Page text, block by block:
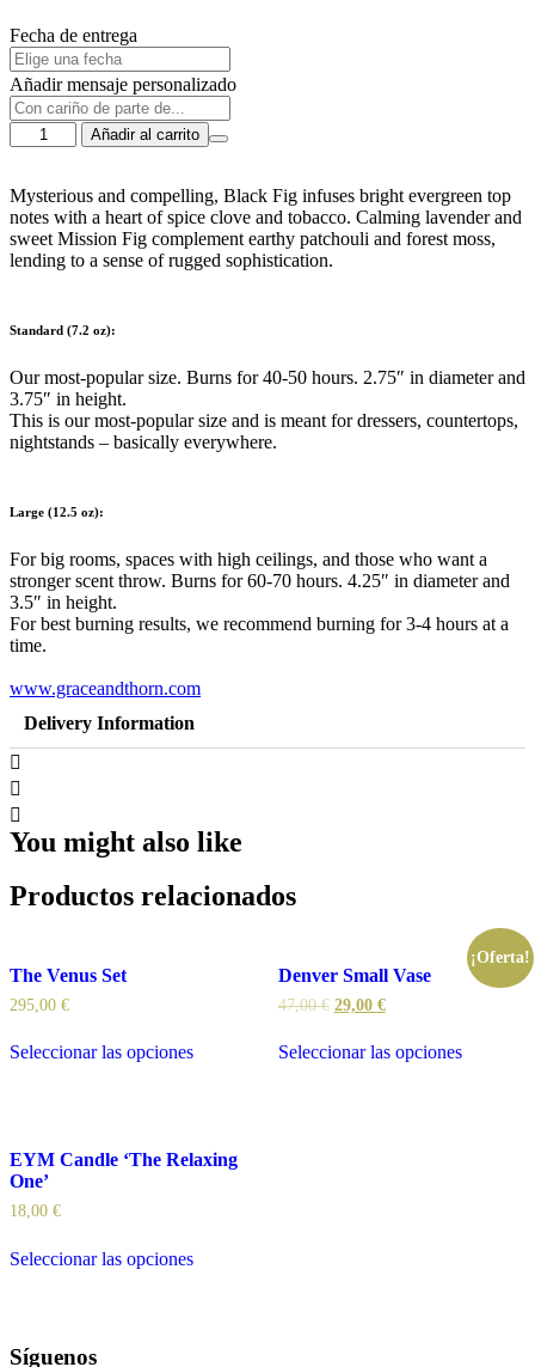
Fecha de entrega
Añadir mensaje personalizado
EYM
Candle
Mediative
One'
cantidad
Añadir al carrito
Mysterious and compelling, Black Fig infuses bright evergreen top
notes with a heart of spice clove and tobacco. Calming lavender and
sweet Mission Fig complement earthy patchouli and forest moss,
lending to a sense of rugged sophistication.
Standard (7.2 oz):
Our most-popular size. Burns for 40-50 hours. 2.75″ in diameter and
3.75″ in height.
This is our most-popular size and is meant for dressers, countertops,
nightstands – basically everywhere.
Large (12.5 oz):
For big rooms, spaces with high ceilings, and those who want a
stronger scent throw. Burns for 60-70 hours. 4.25″ in diameter and
3.5″ in height.
For best burning results, we recommend burning for 3-4 hours at a
time.
www.graceandthorn.com
Delivery Information
You might also like
Productos relacionados
The Venus Set
295,00 €
Seleccionar las opciones
¡Oferta!
Denver Small Vase
47,00€ 29,00 €
Seleccionar las opciones
EYM Candle ‘The Relaxing
One’
18,00 €
Seleccionar las opciones
Síguenos